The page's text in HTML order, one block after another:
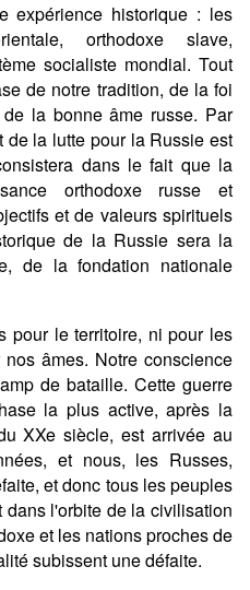
expérience historique : les
orthodoxe slave,
socialiste mondial. Tout
de notre tradition, de la foi
la bonne âme russe. Par
la lutte pour la Russie est
dans le fait que la
orthodoxe russe et
et de valeurs spirituels
de la Russie sera la
de la fondation nationale
pour le territoire, ni pour les
âmes. Notre conscience
de bataille. Cette guerre
la plus active, après la
XXe siècle, est arrivée au
et nous, les Russes,
et donc tous les peuples
l'orbite de la civilisation
et les nations proches de
subissent une défaite.